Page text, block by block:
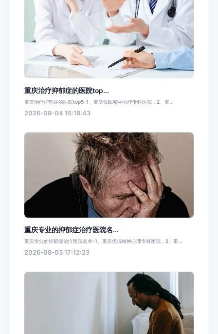
重庆治疗抑郁症的医院top...
重庆治疗抑郁症的医院top5-1、重庆优眠精神心理专科医院，2、重...
2026-08-04 15:18:43
重庆专业的抑郁症治疗医院名...
重庆专业的抑郁症治疗医院名单-1、重庆优眠精神心理专科医院，2、重...
2026-08-03 17:12:23